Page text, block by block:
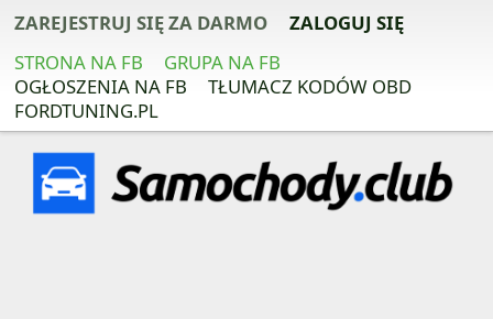
ZAREJESTRUJ SIĘ ZA DARMO
ZALOGUJ SIĘ
STRONA NA FB
GRUPA NA FB
OGŁOSZENIA NA FB
TŁUMACZ KODÓW OBD
FORDTUNING.PL